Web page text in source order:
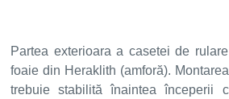
Partea exterioara a casetei de
foaie din Heraklith (amforă).
trebuie stabilită înaintea începerii